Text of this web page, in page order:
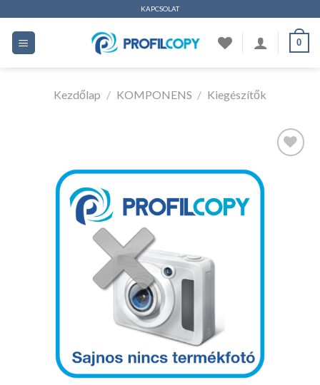
tartalomhoz
KAPCSOLAT
0
Kezdőlap / KOMPONENS / Kiegészítők
Kedvencekhez